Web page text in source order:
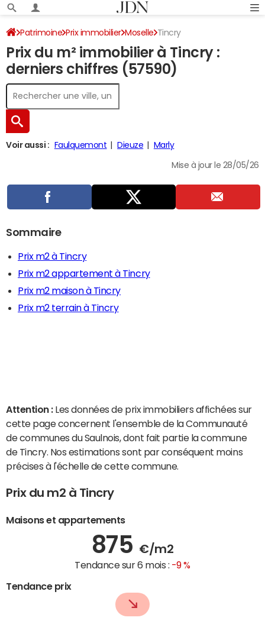
Patrimoine Prix immobilier Moselle Tincry
Prix du m² immobilier à Tincry :
derniers chiffres (57590)
Voir aussi : Faulquemont Dieuze Marly
Mise à jour le 28/05/26
Sommaire
Prix m2 à Tincry
Prix m2 appartement à Tincry
Prix m2 maison à Tincry
Prix m2 terrain à Tincry
Attention : Les données de prix immobiliers affichées sur
cette page concernent l'ensemble de la Communauté
de communes du Saulnois, dont fait partie la commune
de Tincry. Nos estimations sont par conséquent moins
précises à l'échelle de cette commune.
Prix du m2 à Tincry
Maisons et appartements
875 €/m2
Tendance sur 6 mois : -9 %
Tendance prix